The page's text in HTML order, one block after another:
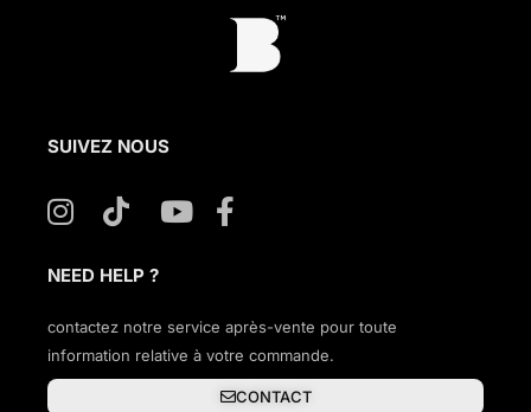
SUIVEZ NOUS
NEED HELP ?
contactez notre service après-vente pour toute
information relative à votre commande.
CONTACT